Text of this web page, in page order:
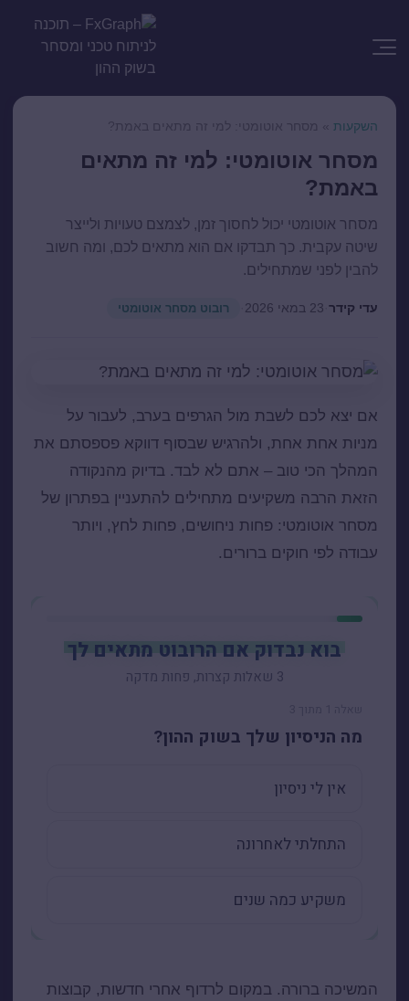
השקעות » מסחר אוטומטי: למי זה מתאים באמת?
מסחר אוטומטי: למי זה מתאים
באמת?
מסחר אוטומטי יכול לחסוך זמן, לצמצם טעויות ולייצר
שיטה עקבית. כך תבדקו אם הוא מתאים לכם, ומה חשוב
להבין לפני שמתחילים.
עדי קידר 23 במאי 2026 רובוט מסחר אוטומטי
אם יצא לכם לשבת מול הגרפים בערב, לעבור על
מניות אחת אחת, ולהרגיש שבסוף דווקא פספסתם את
המהלך הכי טוב – אתם לא לבד. בדיוק מהנקודה
הזאת הרבה משקיעים מתחילים להתעניין בפתרון של
מסחר אוטומטי: פחות ניחושים, פחות לחץ, ויותר
עבודה לפי חוקים ברורים.
המשיכה ברורה. במקום לרדוף אחרי חדשות, קבוצות